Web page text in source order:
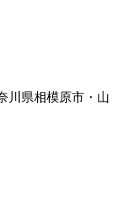
川県相模原市・山